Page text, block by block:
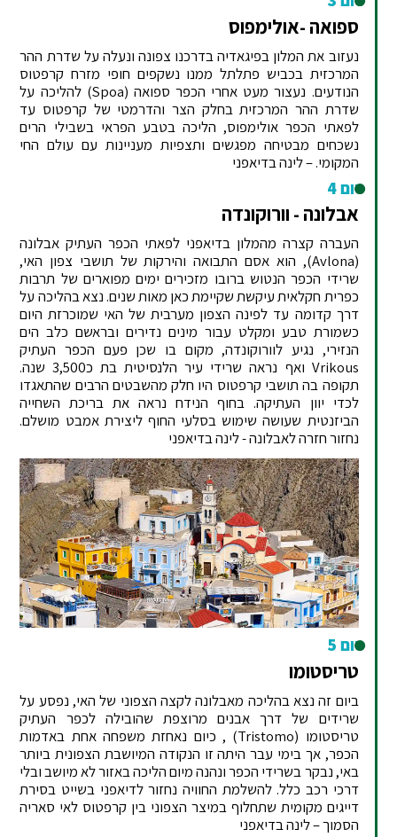
ספואה -אולימפוס
נעזוב את המלון בפיגאדיה בדרכנו צפונה ונעלה על שדרת ההר
המרכזית בכביש פתלתל ממנו נשקפים חופי מזרח קרפטוס
הנודעים. נעצור מעט אחרי הכפר ספואה (Spoa) להליכה על
שדרת ההר המרכזית בחלק הצר והדרמטי של קרפטוס עד
לפאתי הכפר אולימפוס, הליכה בטבע הפראי בשבילי הרים
נשכחים מבטיחה מפגשים ותצפיות מעניינות עם עולם החי
המקומי. – לינה בדיאפני
יום 4
אבלונה - וורוקונדה
העברה קצרה מהמלון בדיאפני לפאתי הכפר העתיק אבלונה
(Avlona), הוא אסם התבואה והירקות של תושבי צפון האי,
שרידי הכפר הנטוש ברובו מזכירים ימים מפוארים של תרבות
כפרית חקלאית עיקשת שקיימת כאן מאות שנים. נצא בהליכה על
דרך קדומה עד לפינה הצפון מערבית של האי שמוכרזת היום
כשמורת טבע ומקלט עבור מינים נדירים ובראשם כלב הים
הנזירי, נגיע לוורוקונדה, מקום בו שכן פעם הכפר העתיק
Vrikous ואף נראה שרידי עיר הלנסיטית בת כ3,500 שנה.
תקופה בה תושבי קרפטוס היו חלק מהשבטים הרבים שהתאגדו
לכדי יוון העתיקה. בחוף הנידח נראה את בריכת השחייה
הביזנטית שעושה שימוש בסלעי החוף ליצירת אמבט מושלם.
נחזור חזרה לאבלונה - לינה בדיאפני
יום 5
טריסטומו
ביום זה נצא בהליכה מאבלונה לקצה הצפוני של האי, נפסע על
שרידים של דרך אבנים מרוצפת שהובילה לכפר העתיק
טריסטומו (Tristomo) , כיום נאחזת משפחה אחת באדמות
הכפר, אך בימי עבר היתה זו הנקודה המיושבת הצפונית ביותר
באי, נבקר בשרידי הכפר ונהנה מיום הליכה באזור לא מיושב ובלי
דרכי רכב כלל. להשלמת החוויה נחזור לדיאפני בשייט בסירת
דייגים מקומית שתחלוף במיצר הצפוני בין קרפטוס לאי סאריה
הסמוך – לינה בדיאפני